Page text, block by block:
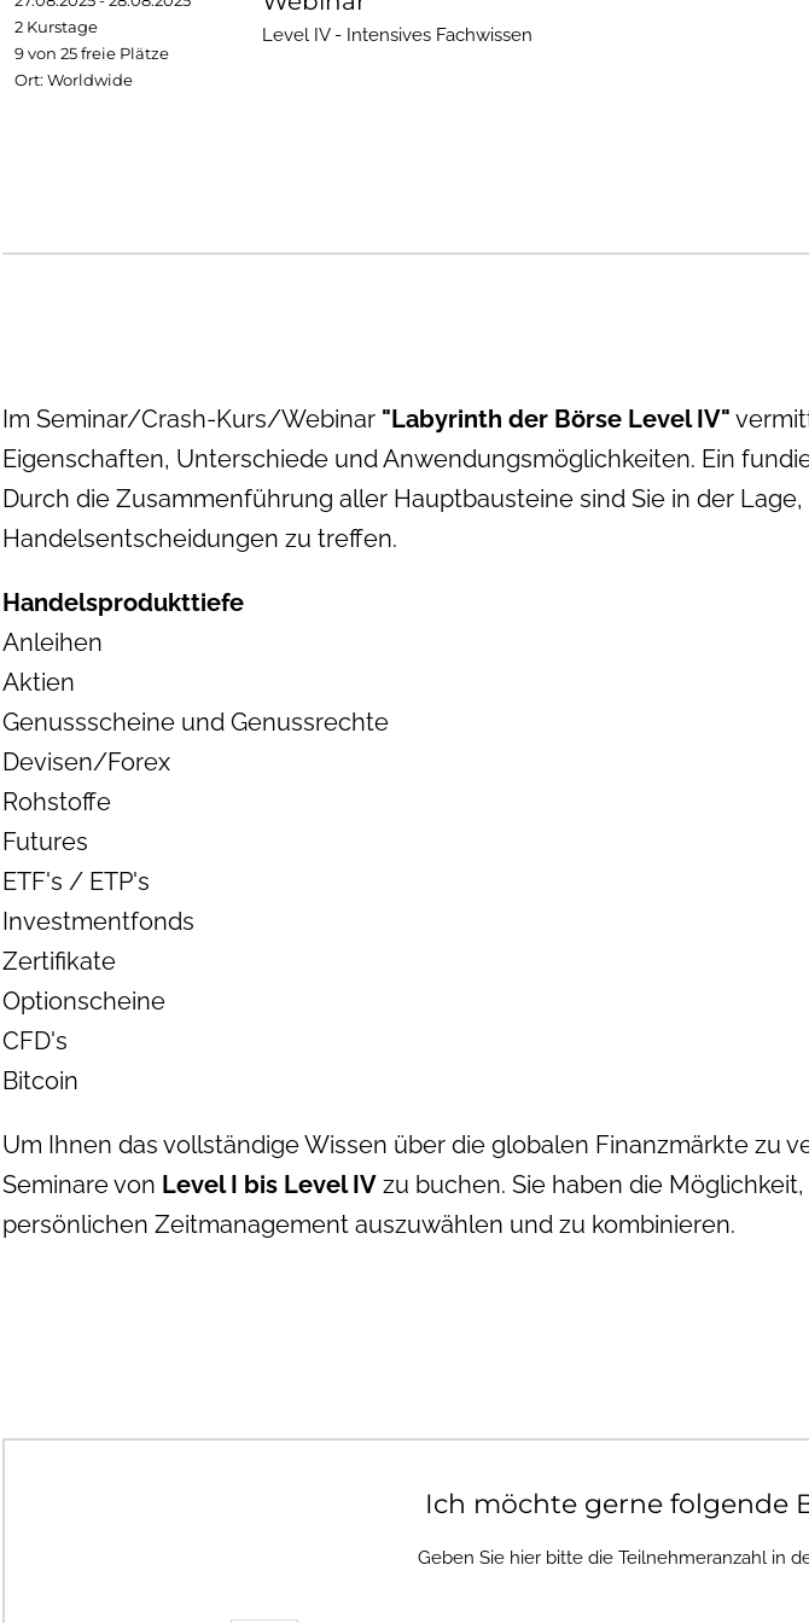
2 Kurstage
9 von 25 freie Plätze
Ort: Worldwide
Level IV - Intensives Fachwissen
Im Seminar/Crash-Kurs/Webinar "Labyrinth der Börse Level IV"
Eigenschaften, Unterschiede und Anwendungsmöglichkeiten. Ein
Durch die Zusammenführung aller Hauptbausteine sind Sie in der
Handelsentscheidungen zu treffen.
Handelsprodukttiefe
Anleihen
Aktien
Genussscheine und Genussrechte
Devisen/Forex
Rohstoffe
Futures
ETF's / ETP's
Investmentfonds
Zertifikate
Optionscheine
CFD's
Bitcoin
Um Ihnen das vollständige Wissen über die globalen Finanzmärkte
Seminare von Level I bis Level IV zu buchen. Sie haben die
persönlichen Zeitmanagement auszuwählen und zu kombinieren.
Ich möchte gerne folgende
Geben Sie hier bitte die Teilnehmeranzahl in